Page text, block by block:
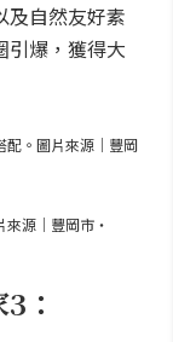
及自然友好素
引爆，獲得大
配。圖片來源｜豐岡
源｜豐岡市・
：